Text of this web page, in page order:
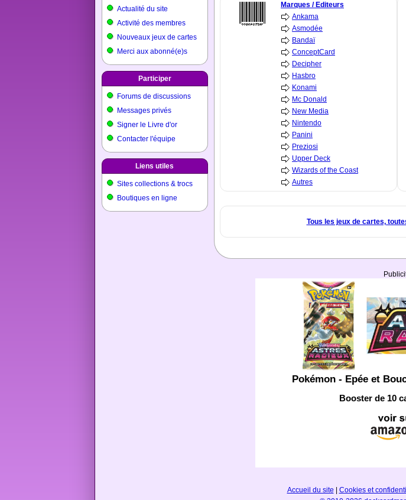
Actualité du site
Activité des membres
Nouveaux jeux de cartes
Merci aux abonné(e)s
Participer
Forums de discussions
Messages privés
Signer le Livre d'or
Contacter l'équipe
Liens utiles
Sites collections & trocs
Boutiques en ligne
Marques / Editeurs
Ankama
Asmodée
Bandaï
ConceptCard
Decipher
Hasbro
Konami
Mc Donald
New Media
Nintendo
Panini
Preziosi
Upper Deck
Wizards of the Coast
Autres
Tous les jeux de cartes,
Pokémon - Epée et
Booster de 10
Accueil du site Cookies et